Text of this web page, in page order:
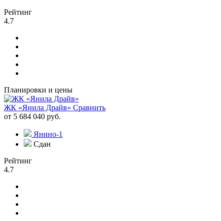
Рейтинг
4.7
Планировки и цены
ЖК «Янила Драйв» Сравнить
от 5 684 040 руб.
Янино-1
Сдан
Рейтинг
4.7